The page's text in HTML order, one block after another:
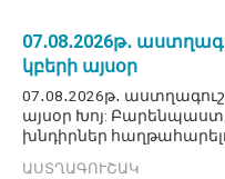
07․08․2026թ․
կբերի այսօր
07․08․2026թ․
այսօր Խոյ:
խնդիրներ
ԱՍՏՂԱԳՈՒՇԱԿ